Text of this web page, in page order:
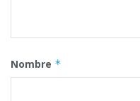
Nombre *